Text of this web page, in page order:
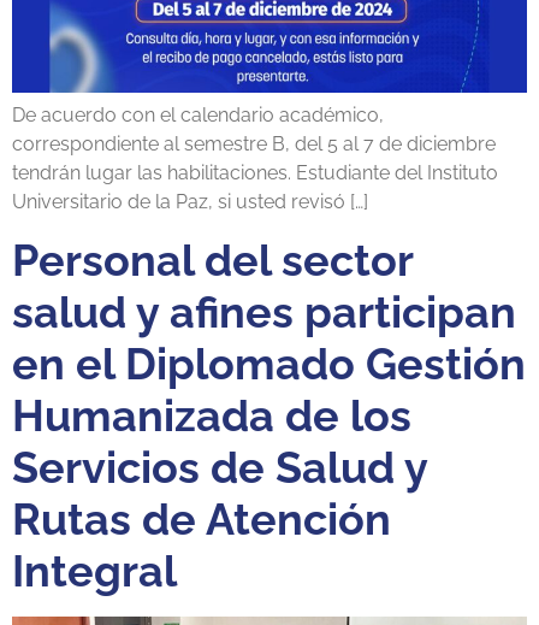
De acuerdo con el calendario académico,
correspondiente al semestre B, del 5 al 7 de diciembre
tendrán lugar las habilitaciones. Estudiante del Instituto
Universitario de la Paz, si usted revisó […]
Personal del sector
salud y afines participan
en el Diplomado Gestión
Humanizada de los
Servicios de Salud y
Rutas de Atención
Integral